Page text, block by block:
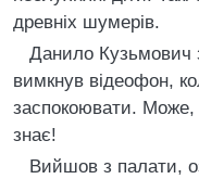
древнiх шумерiв.
Данило Кузьмович
вимкнув вiдеофон,
заспокоювати.
знає!
Вийшов з палати,